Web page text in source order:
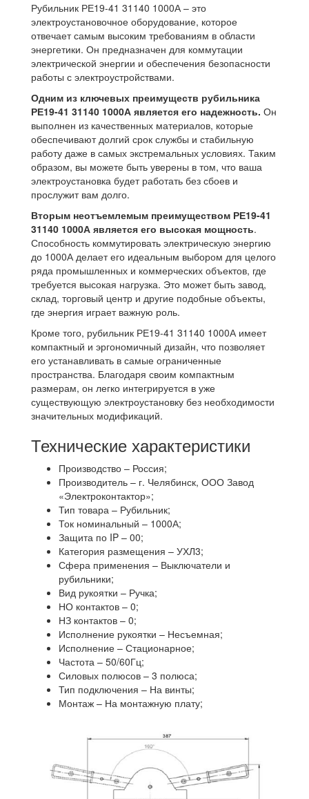
Рубильник РЕ19-41 31140 1000А – это
электроустановочное оборудование, которое
отвечает самым высоким требованиям в области
энергетики. Он предназначен для коммутации
электрической энергии и обеспечения безопасности
работы с электроустройствами.
Одним из ключевых преимуществ рубильника
РЕ19-41 31140 1000А является его надежность. Он
выполнен из качественных материалов, которые
обеспечивают долгий срок службы и стабильную
работу даже в самых экстремальных условиях. Таким
образом, вы можете быть уверены в том, что ваша
электроустановка будет работать без сбоев и
прослужит вам долго.
Вторым неотъемлемым преимуществом РЕ19-41
31140 1000А является его высокая мощность.
Способность коммутировать электрическую энергию
до 1000А делает его идеальным выбором для целого
ряда промышленных и коммерческих объектов, где
требуется высокая нагрузка. Это может быть завод,
склад, торговый центр и другие подобные объекты,
где энергия играет важную роль.
Кроме того, рубильник РЕ19-41 31140 1000А имеет
компактный и эргономичный дизайн, что позволяет
его устанавливать в самые ограниченные
пространства. Благодаря своим компактным
размерам, он легко интегрируется в уже
существующую электроустановку без необходимости
значительных модификаций.
Технические характеристики
Производство – Россия;
Производитель – г. Челябинск, ООО Завод
«Электроконтактор»;
Тип товара – Рубильник;
Ток номинальный – 1000А;
Защита по IP – 00;
Категория размещения – УХЛ3;
Сфера применения – Выключатели и
рубильники;
Вид рукоятки – Ручка;
НО контактов – 0;
НЗ контактов – 0;
Исполнение рукоятки – Несъемная;
Исполнение – Стационарное;
Частота – 50/60Гц;
Силовых полюсов – 3 полюса;
Тип подключения – На винты;
Монтаж – На монтажную плату;